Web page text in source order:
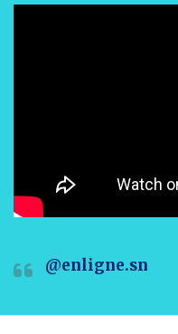
@enligne.sn